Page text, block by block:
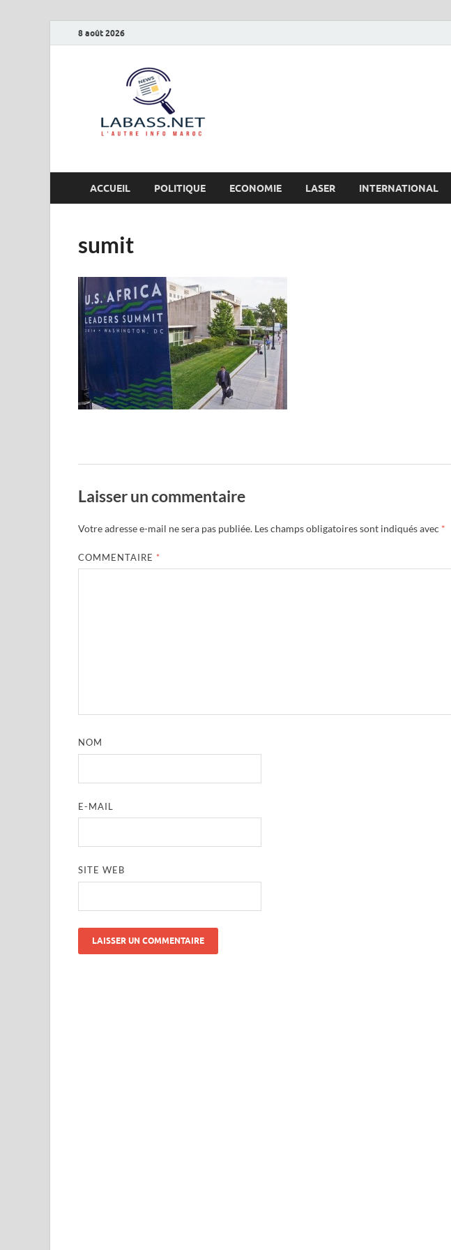
8 août 2026
ACCUEIL POLITIQUE ECONOMIE LASER INTERNATIONAL
sumit
Laisser un commentaire
Votre adresse e-mail ne sera pas publiée. Les champs obligatoires sont indiqués avec *
COMMENTAIRE *
NOM
E-MAIL
SITE WEB